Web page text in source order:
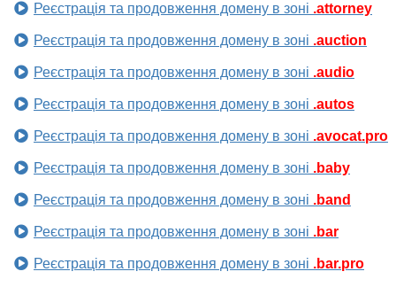
Реєстрація та продовження домену в зоні .attorney
Реєстрація та продовження домену в зоні .auction
Реєстрація та продовження домену в зоні .audio
Реєстрація та продовження домену в зоні .autos
Реєстрація та продовження домену в зоні .avocat.pro
Реєстрація та продовження домену в зоні .baby
Реєстрація та продовження домену в зоні .band
Реєстрація та продовження домену в зоні .bar
Реєстрація та продовження домену в зоні .bar.pro